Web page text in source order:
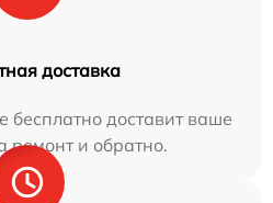
доставка
доставит ваше
ремонт и обратно.